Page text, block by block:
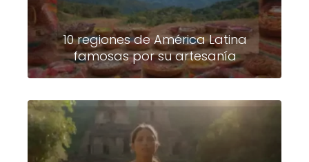
10 regiones de América Latina
famosas por su artesanía